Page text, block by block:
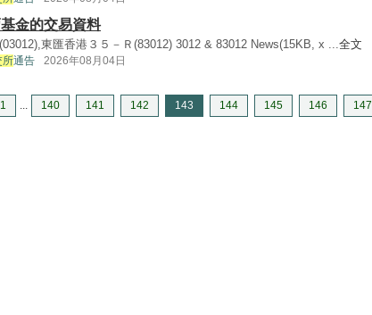
金的交易資料
東匯香港３５－Ｒ(83012) 3012 & 83012 News(15KB, x ...全文
所通告 2026年08月04日
1 ... 140 141 142 143 144 145 146 147